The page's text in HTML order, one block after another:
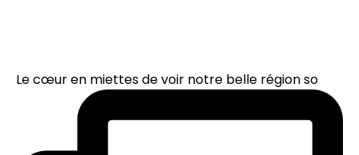
Le cœur en miettes de voir notre belle région so